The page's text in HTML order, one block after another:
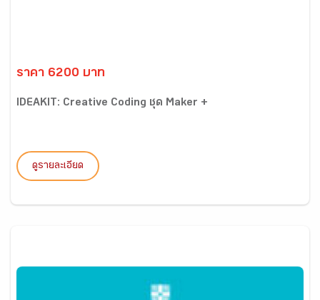
ราคา 6200 บาท
IDEAKIT: Creative Coding ชุด Maker +
ดูรายละเอียด